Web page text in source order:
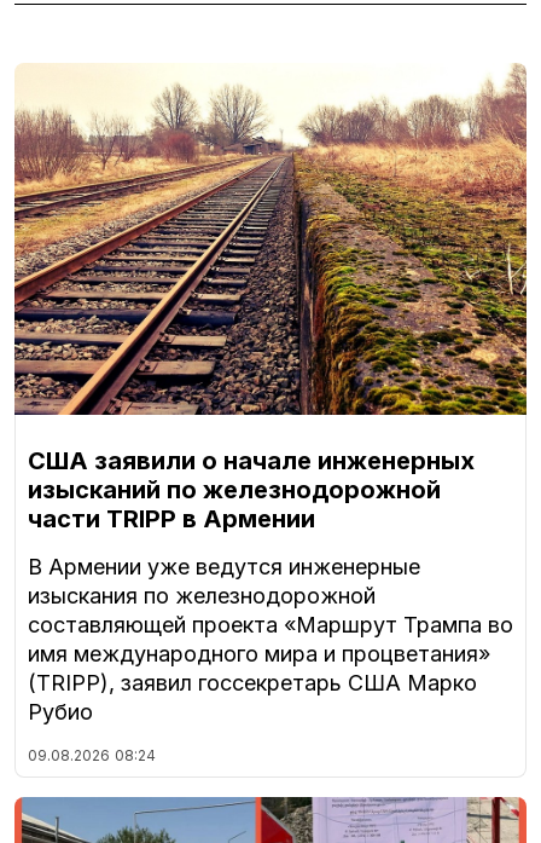
США заявили о начале инженерных
изысканий по железнодорожной
части TRIPP в Армении
В Армении уже ведутся инженерные
изыскания по железнодорожной
составляющей проекта «Маршрут Трампа во
имя международного мира и процветания»
(TRIPP), заявил госсекретарь США Марко
Рубио
09.08.2026 08:24